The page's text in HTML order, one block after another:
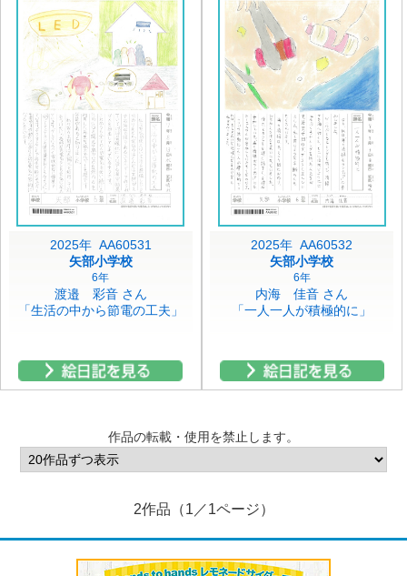
2025年 AA60531
矢部小学校
6年
渡邉 彩音 さん
「生活の中から節電の工夫」
2025年 AA60532
矢部小学校
6年
内海 佳音 さん
「一人一人が積極的に」
作品の転載・使用を禁止します。
2作品（1／1ページ）